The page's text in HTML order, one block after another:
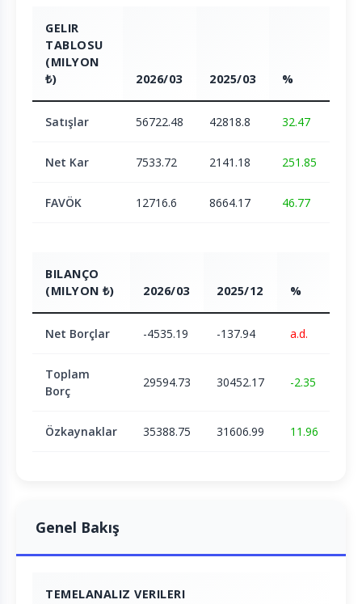
GELIR
TABLOSU
(MILYON
₺)
2026/03 2025/03 %
Satışlar 56722.48 42818.8 32.47
Net Kar 7533.72 2141.18 251.85
FAVÖK 12716.6 8664.17 46.77
BILANÇO
(MILYON ₺)
2026/03 2025/12 %
Net Borçlar -4535.19 -137.94 a.d.
Toplam
Borç
29594.73 30452.17 -2.35
Özkaynaklar 35388.75 31606.99 11.96
Genel Bakış
TEMELANALIZ VERILERI